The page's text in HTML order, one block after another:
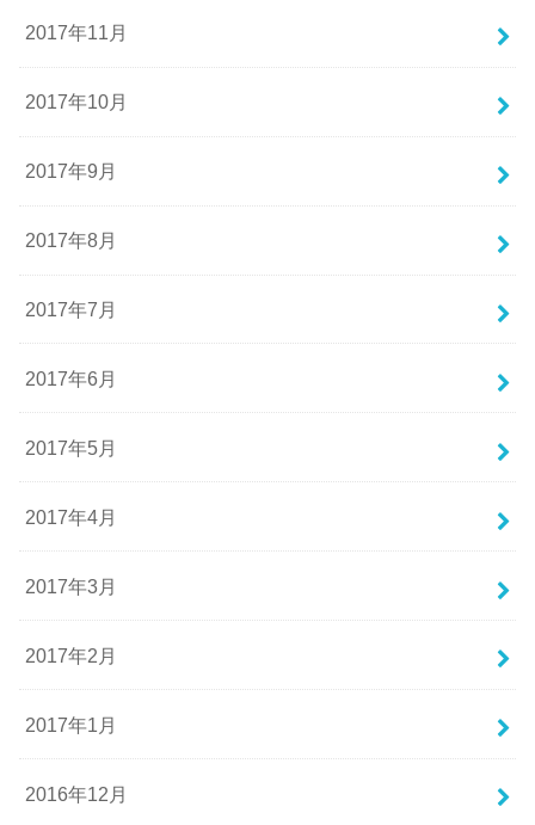
2017年11月
2017年10月
2017年9月
2017年8月
2017年7月
2017年6月
2017年5月
2017年4月
2017年3月
2017年2月
2017年1月
2016年12月